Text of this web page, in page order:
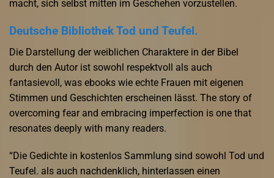
macht, sich selbst mitten im Geschehen vorzustellen.
Deutsche Bibliothek Tod und Teufel.
Die Darstellung der weiblichen Charaktere in der Bibel
durch den Autor ist sowohl respektvoll als auch
fantasievoll, was ebooks wie echte Frauen mit eigenen
Stimmen und Geschichten erscheinen lässt. The story of
overcoming fear and embracing imperfection is one that
resonates deeply with many readers.
“Die Gedichte in kostenlos Sammlung sind sowohl Tod und
Teufel. als auch nachdenklich, hinterlassen einen